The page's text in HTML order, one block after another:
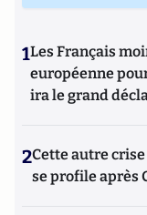
1Les Français
européenne
ira le grand
2Cette autre
se profile après